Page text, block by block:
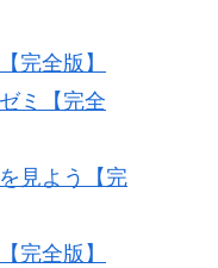
完全版】
ミ【完全
見よう【完
完全版】